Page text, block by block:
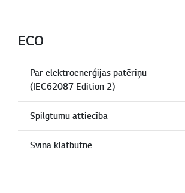
ECO
Par elektroenerģijas patēriņu
(IEC62087 Edition 2)
Spilgtumu attiecība
Svina klātbūtne